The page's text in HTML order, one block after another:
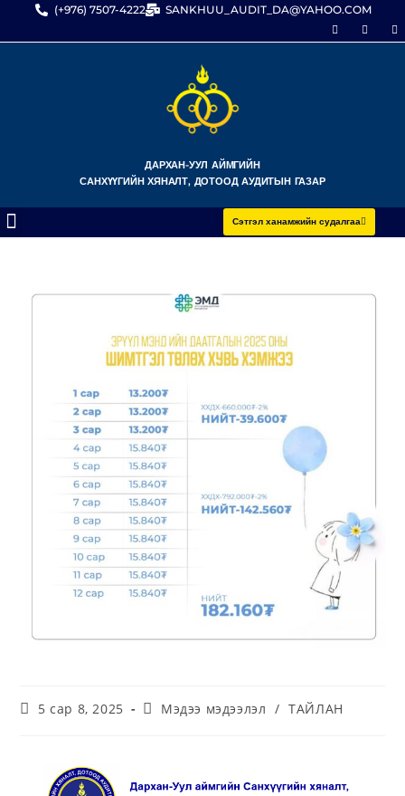
(+976) 7507-4222 SANKHUU_AUDIT_DA@YAHOO.COM
ДАРХАН-УУЛ АЙМГИЙН
САНХҮҮГИЙН ХЯНАЛТ, ДОТООД АУДИТЫН ГАЗАР
Сэтгэл ханамжийн судалгаа
5 сар 8, 2025 Мэдээ мэдээлэл / ТАЙЛАН